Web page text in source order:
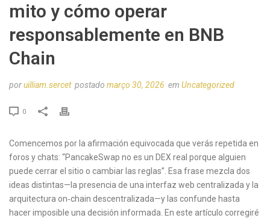
mito y cómo operar
responsablemente en BNB
Chain
poruilliam.sercet postado março 30, 2026 em Uncategorized
0
Comencemos por la afirmación equivocada que verás repetida en
foros y chats: “PancakeSwap no es un DEX real porque alguien
puede cerrar el sitio o cambiar las reglas”. Esa frase mezcla dos
ideas distintas—la presencia de una interfaz web centralizada y la
arquitectura on‑chain descentralizada—y las confunde hasta
hacer imposible una decisión informada. En este artículo corregiré